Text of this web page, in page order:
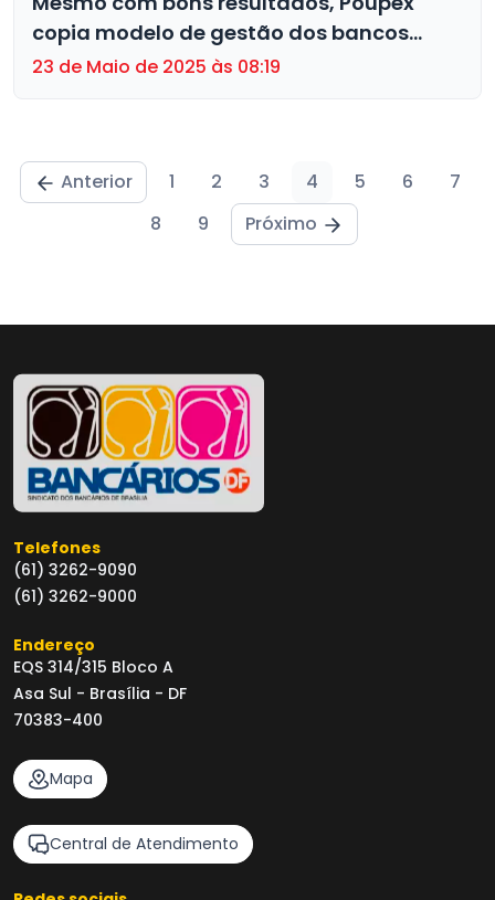
copia modelo de gestão dos bancos
privados: demite e fecha escritórios
23 de Maio de 2025 às 08:19
Anterior 1 2 3 4 5 6
7
8
9 Próximo
Telefones
(61) 3262-9090
(61) 3262-9000
Endereço
EQS 314/315 Bloco A
Asa Sul - Brasília - DF
70383-400
Mapa
Central de Atendimento